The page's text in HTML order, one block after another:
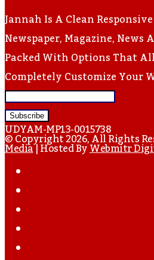
Jannah Is A Clean
Newspaper, Magazine, News
Packed With Options That
Completely Customize Your
Enter
Your
Email
Address
UDYAM-MP13-0015738
© Copyright 2026, All Rights
Media| Hosted ByWebmitr